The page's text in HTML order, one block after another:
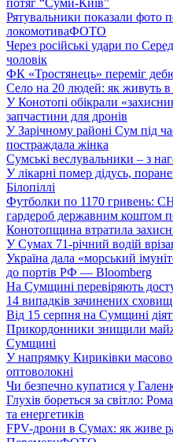
потяг “Суми-Київ”
Рятувальники показали
локомотиваФОТО
Через російські удари по
чоловік
ФК «Тростянець» переміг
Село на 20 людей: як живуть
У Конотопі обікрали
запчастини для дронів
У Зарічному районі Сум під
постраждала жінка
Сумські веслувальники – з
У лікарні помер дідусь,
Білопіллі
Футболки по 1170 гривень:
гардероб державним коштом
Конотопщина втратила
У Сумах 71-річний водій
Україна дала «морський
до портів РФ — Bloomberg
На Сумщині перевіряють
14 випадків зачинених сховищ
Від 15 серпня на Сумщині
Прикордонники знищили
Сумщині
У напрямку Кириківки
оптоволокні
Чи безпечно купатися у
Глухів бореться за світло:
та енергетиків
FPV-дрони в Сумах: як живе